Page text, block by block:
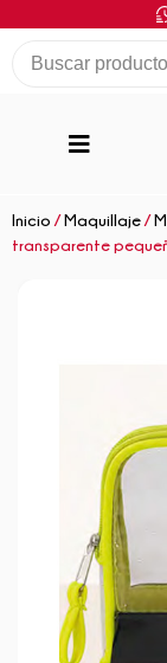
Inicio /Maquillaje /
transparente